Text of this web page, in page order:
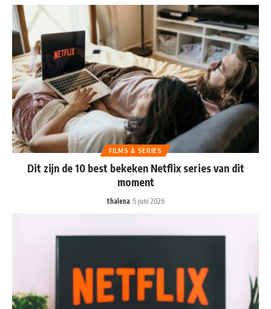
FILMS & SERIES
Dit zijn de 10 best bekeken Netflix series van dit
moment
thalena 5 juni 2026